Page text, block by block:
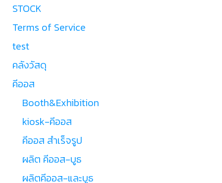
STOCK
Terms of Service
test
คลังวัสดุ
คีออส
Booth&Exhibition
kiosk-คีออส
คีออส สำเร็จรูป
ผลิต คีออส-บูธ
ผลิตคีออส-และบูธ